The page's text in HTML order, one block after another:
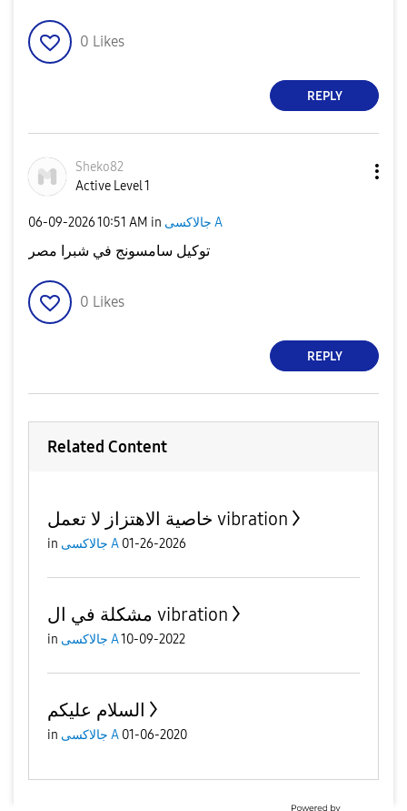
0 Likes
REPLY
Sheko82
Active Level 1
‎06-09-202610:51 AM in جالاكسى A
توكيل سامسونج في شبرا مصر
0 Likes
REPLY
Related Content
خاصية الاهتزاز لا تعمل vibration
in جالاكسى A 01-26-2026
مشكلة في ال vibration
in جالاكسى A10-09-2022
السلام عليكم
in جالاكسى A 01-06-2020